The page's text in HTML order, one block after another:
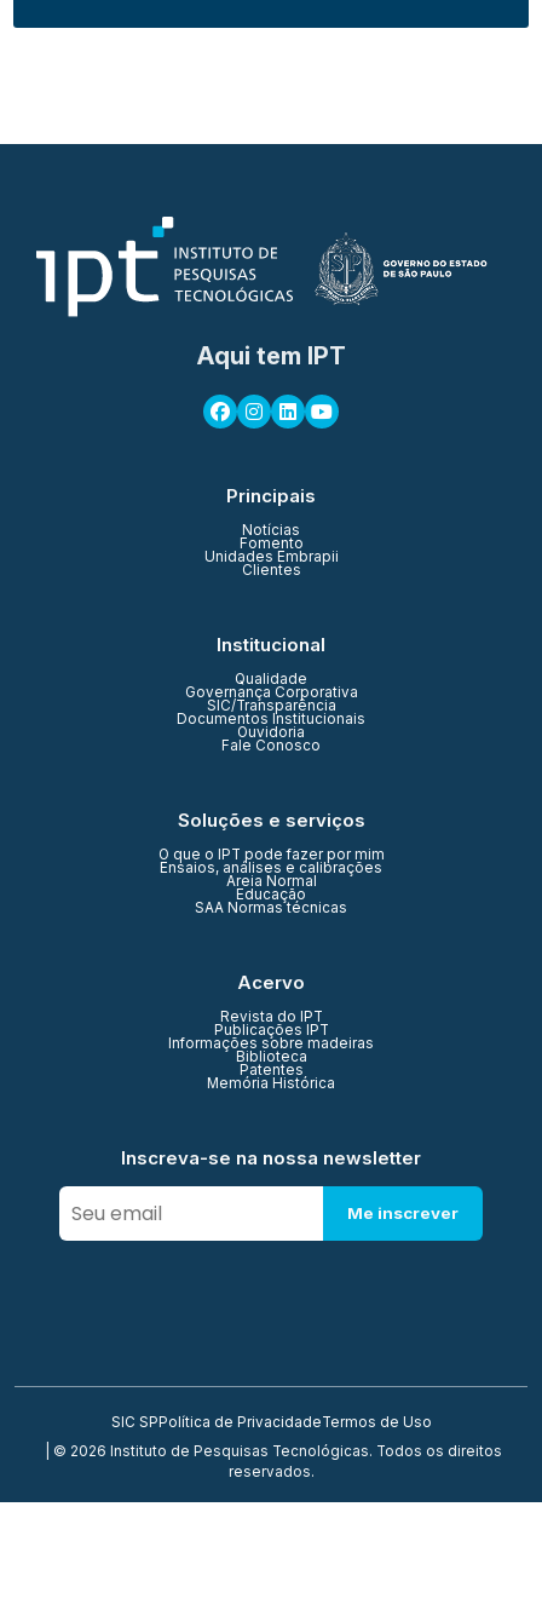
Aqui tem IPT
Principais
Notícias
Fomento
Unidades Embrapii
Clientes
Institucional
Qualidade
Governança Corporativa
SIC/Transparência
Documentos Institucionais
Ouvidoria
Fale Conosco
Soluções e serviços
O que o IPT pode fazer por mim
Ensaios, análises e calibrações
Areia Normal
Educação
SAA Normas técnicas
Acervo
Revista do IPT
Publicações IPT
Informações sobre madeiras
Biblioteca
Patentes
Memória Histórica
Inscreva-se na nossa newsletter
Me inscrever
SIC SP Política de PrivacidadeTermos de Uso
| © 2026 Instituto de Pesquisas Tecnológicas. Todos os direitos
reservados.